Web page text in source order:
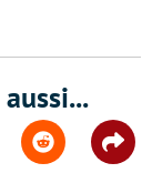
Reddit